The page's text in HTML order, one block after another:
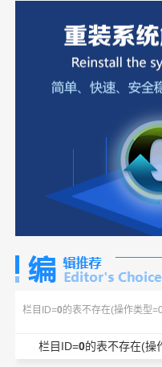
栏目ID=0 的表不存在(操作类型
栏目ID=0的表不存在(操